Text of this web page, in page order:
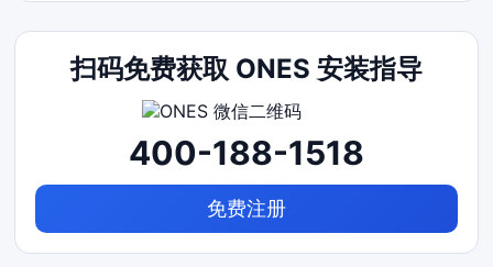
扫码免费获取 ONES 安装指导
400-188-1518
免费注册